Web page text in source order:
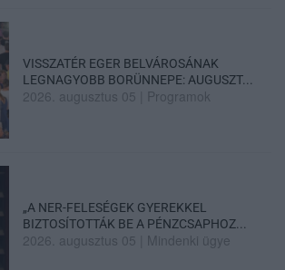
VISSZATÉR EGER BELVÁROSÁNAK
LEGNAGYOBB BORÜNNEPE: AUGUSZT...
2026. augusztus 05 Programok
„A NER-FELESÉGEK GYEREKKEL
BIZTOSÍTOTTÁK BE A PÉNZCSAPHOZ...
2026. augusztus 05 Mindenki ügye